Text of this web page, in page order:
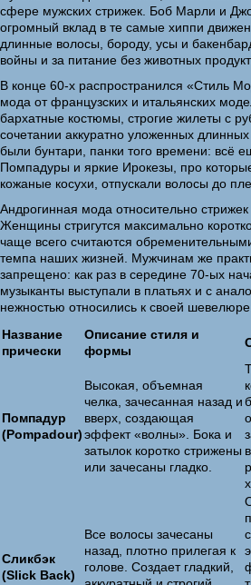
сфере мужских стрижек. Боб Марли и
огромный вклад в те самые хиппи
длинные волосы, бороду, усы и
войны и за питание без животных
В конце 60-х распространился «Стиль
мода от французских и итальянских
бархатные костюмы, строгие жилеты с
сочетании аккуратно уложенных
были бунтари, панки того времени: всё
Помпадуры и яркие Ирокезы, про
кожаные косухи, отпускали волосы до
Андрогинная мода относительно
Женщины стригутся максимально
чаще всего считаются
темпа наших жизней. Мужчинам же
запрещено: как раз в середине 70-ых
музыканты выступали в платьях и с
нежностью относились к своей шевелюре.
Название
прически
Описание стиля и
формы
Помпадур
(Pompadour)
Высокая, объемная
челка, зачесанная назад и
вверх, создающая
эффект «волны». Бока и
затылок коротко стрижены
или зачесаны гладко.
Сликбэк
(Slick Back)
Все волосы зачесаны
назад, плотно прилегая к
голове. Создает гладкий,